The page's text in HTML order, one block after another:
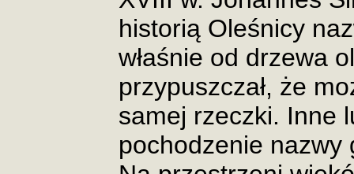
historią Oleśnicy
właśnie od drzewa
przypuszczał, że
samej rzeczki. Inne
pochodzenie nazwy